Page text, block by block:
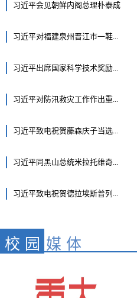
习近平会见朝鲜内阁总理朴泰成
习近平对福建泉州晋江市一鞋...
习近平出席国家科学技术奖励...
习近平对防汛救灾工作作出重...
习近平致电祝贺藤森庆子当选...
习近平同黑山总统米拉托维奇...
习近平致电祝贺德拉埃斯普列...
校园 媒体